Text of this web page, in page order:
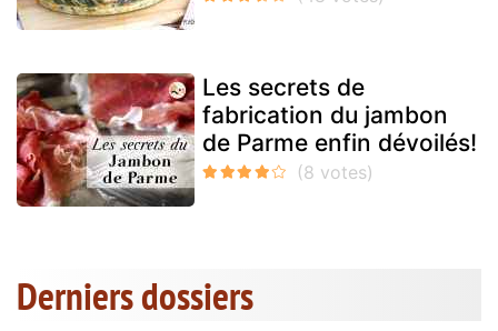
Les secrets de
fabrication du jambon
de Parme enfin dévoilés!
Derniers dossiers